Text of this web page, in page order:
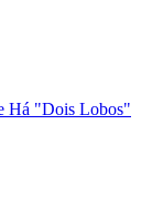
Há "Dois Lobos"